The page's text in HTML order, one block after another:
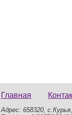
Главная
Адрес: 658320,